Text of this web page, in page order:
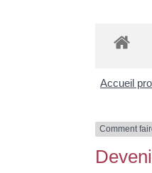
Accueil
Comment